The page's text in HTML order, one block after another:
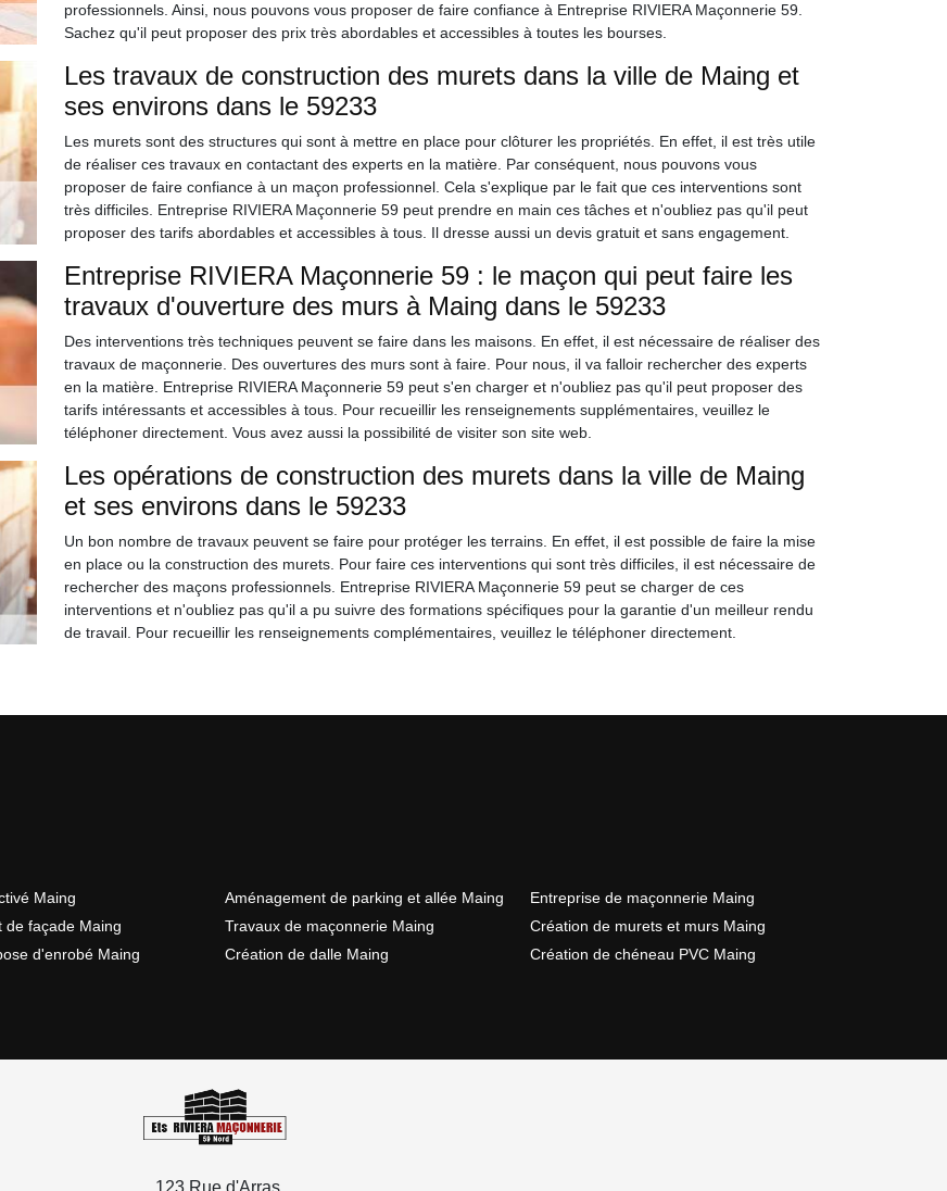
professionnels. Ainsi, nous pouvons vous proposer de faire confiance à Entreprise RIVIERA Maçonnerie 59.
Sachez qu'il peut proposer des prix très abordables et accessibles à toutes les bourses.
Les travaux de construction des murets dans la ville de Maing et
ses environs dans le 59233
Les murets sont des structures qui sont à mettre en place pour clôturer les propriétés. En effet, il est très utile
de réaliser ces travaux en contactant des experts en la matière. Par conséquent, nous pouvons vous
proposer de faire confiance à un maçon professionnel. Cela s'explique par le fait que ces interventions sont
très difficiles. Entreprise RIVIERA Maçonnerie 59 peut prendre en main ces tâches et n'oubliez pas qu'il peut
proposer des tarifs abordables et accessibles à tous. Il dresse aussi un devis gratuit et sans engagement.
Entreprise RIVIERA Maçonnerie 59 : le maçon qui peut faire les
travaux d'ouverture des murs à Maing dans le 59233
Des interventions très techniques peuvent se faire dans les maisons. En effet, il est nécessaire de réaliser des
travaux de maçonnerie. Des ouvertures des murs sont à faire. Pour nous, il va falloir rechercher des experts
en la matière. Entreprise RIVIERA Maçonnerie 59 peut s'en charger et n'oubliez pas qu'il peut proposer des
tarifs intéressants et accessibles à tous. Pour recueillir les renseignements supplémentaires, veuillez le
téléphoner directement. Vous avez aussi la possibilité de visiter son site web.
Les opérations de construction des murets dans la ville de Maing
et ses environs dans le 59233
Un bon nombre de travaux peuvent se faire pour protéger les terrains. En effet, il est possible de faire la mise
en place ou la construction des murets. Pour faire ces interventions qui sont très difficiles, il est nécessaire de
rechercher des maçons professionnels. Entreprise RIVIERA Maçonnerie 59 peut se charger de ces
interventions et n'oubliez pas qu'il a pu suivre des formations spécifiques pour la garantie d'un meilleur rendu
de travail. Pour recueillir les renseignements complémentaires, veuillez le téléphoner directement.
Maing
de façade Maing
d'enrobé Maing
Aménagement de parking et allée Maing
Travaux de maçonnerie Maing
Création de dalle Maing
Entreprise de maçonnerie Maing
Création de murets et murs Maing
Création de chéneau PVC Maing